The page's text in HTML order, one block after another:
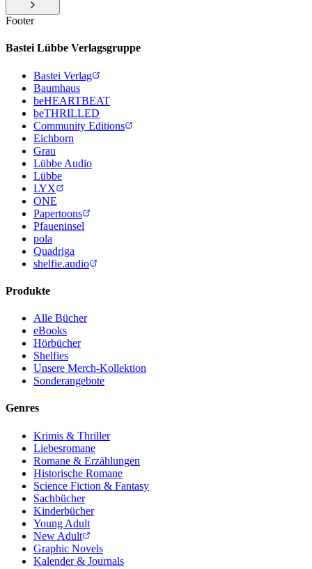
Footer
Bastei Lübbe Verlagsgruppe
Bastei Verlag
Baumhaus
beHEARTBEAT
beTHRILLED
Community Editions
Eichborn
Grau
Lübbe Audio
Lübbe
LYX
ONE
Papertoons
Pfaueninsel
pola
Quadriga
shelfie.audio
Produkte
Alle Bücher
eBooks
Hörbücher
Shelfies
Unsere Merch-Kollektion
Sonderangebote
Genres
Krimis & Thriller
Liebesromane
Romane & Erzählungen
Historische Romane
Science Fiction & Fantasy
Sachbücher
Kinderbücher
Young Adult
New Adult
Graphic Novels
Kalender & Journals